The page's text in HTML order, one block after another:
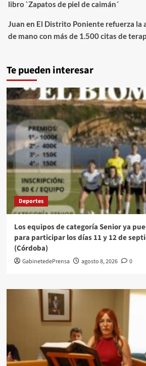
libro `Zapatos de piel de caimán´
Juan en El Distrito Poniente refuerza la
de mano con más de 1.500 citas de
Te pueden interesar
Deportes
Los equipos de categoría Senior ya
para participar los días 11 y 12 de
(Córdoba)
GabinetedePrensa agosto 8, 2026 0